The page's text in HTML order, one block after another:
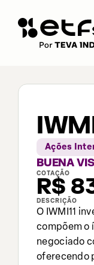
Ações
BUENA
COTAÇÃO
R$
DESCRIÇÃO
O IWMI11
compõem o
negociado
oferecendo